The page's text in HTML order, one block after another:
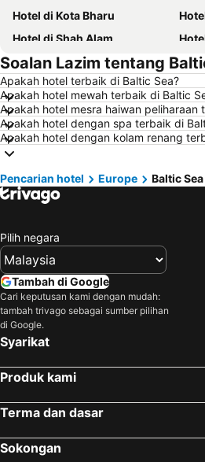
Hotel di Kota Bharu
Hotel di Shah Alam
Hotel di Batu Ferringhi
Hotel di Georgetown
Hotel di Taiping
Hotel di Seremban
Hotel di Brinchang
Hotel di Kelantan
Hotel di Tioman Island
Hotel di Shanghai
Hotel di Pulau Perhentian
Hotel di Bali
Hotel di Phuket
Hotel di Sabah
Soalan Lazim tentang
Apakah hotel terbaik di Baltic Sea?
Apakah hotel mewah terbaik di Baltic
Apakah hotel mesra haiwan peliharaan
Apakah hotel dengan spa terbaik di
Apakah hotel dengan kolam renang
Pencarian hotel Europe Baltic Sea
Pilih negara
Tambah di Google
Cari keputusan kami dengan mudah:
tambah trivago sebagai sumber pilihan
di Google.
Syarikat
Produk kami
Terma dan dasar
Sokongan